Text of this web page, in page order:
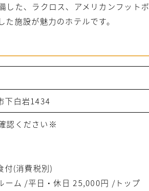
した、ラクロス、アメリカンフットボ
施設が魅力のホテルです。
下白岩1434
認ください※
(消費税別)
ーム /平日・休日 25,000円 /トップ